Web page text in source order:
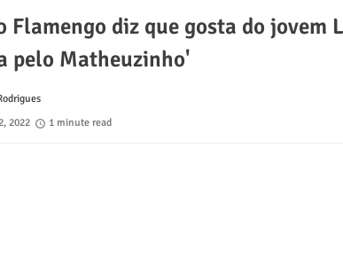
Flamengo diz que gosta do jovem
pelo Matheuzinho'
2022
1 minute read